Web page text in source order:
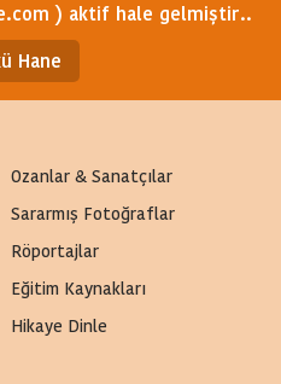
) aktif hale gelmiştir..
Hane
Ozanlar & Sanatçılar
Sararmış Fotoğraflar
Röportajlar
Eğitim Kaynakları
Hikaye Dinle